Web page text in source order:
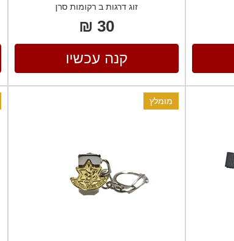
זוג דרגות ב רקומות סרן
30 ₪
קנה עכשיו
מומלץ